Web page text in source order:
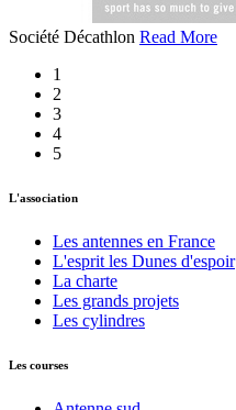
Société Décathlon Read More
1
2
3
4
5
L'association
Les antennes en France
L'esprit les Dunes d'espoir
La charte
Les grands projets
Les cylindres
Les courses